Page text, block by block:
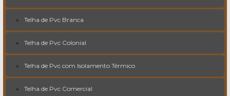
Telha de Pvc Branca
Telha de Pvc Colonial
Telha de Pvc com Isolamento Térmico
Telha de Pvc Comercial